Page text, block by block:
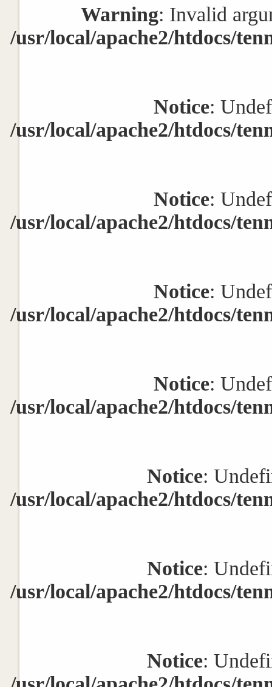
Warning: Invalid
/usr/local/apache2/htdocs/
Notice:
/usr/local/apache2/htdocs/
Notice:
/usr/local/apache2/htdocs/
Notice:
/usr/local/apache2/htdocs/
Notice:
/usr/local/apache2/htdocs/
Notice:
/usr/local/apache2/htdocs/
Notice:
/usr/local/apache2/htdocs/
Notice: